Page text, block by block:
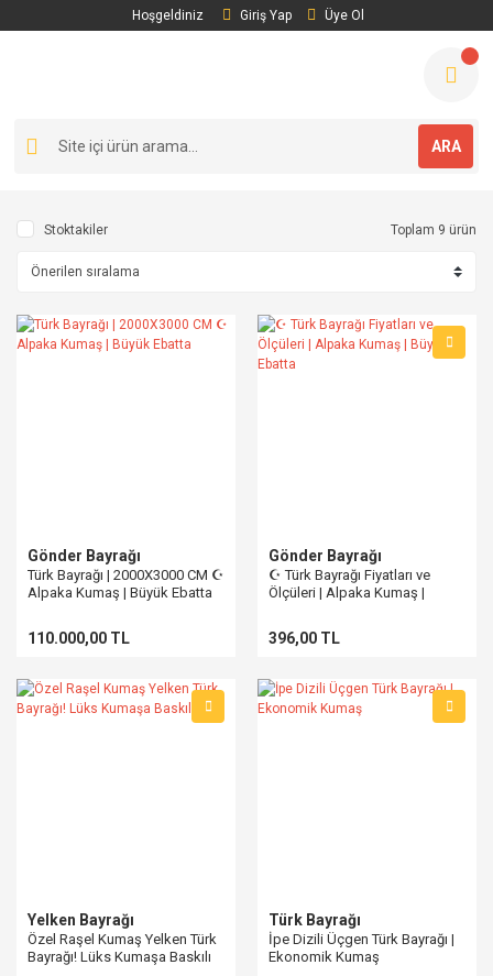
Hoşgeldiniz Giriş Yap Üye Ol
ARA
Stoktakiler Toplam 9 ürün
Gönder Bayrağı
Türk Bayrağı | 2000X3000 CM ☪
Alpaka Kumaş | Büyük Ebatta
110.000,00 TL
Gönder Bayrağı
☪ Türk Bayrağı Fiyatları ve
Ölçüleri | Alpaka Kumaş |
396,00 TL
Yelken Bayrağı
Özel Raşel Kumaş Yelken Türk
Bayrağı! Lüks Kumaşa Baskılı
Türk Bayrağı
İpe Dizili Üçgen Türk Bayrağı |
Ekonomik Kumaş